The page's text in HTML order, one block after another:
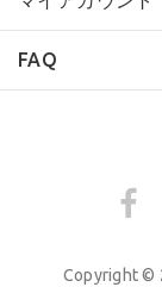
FAQ
Copyright ©